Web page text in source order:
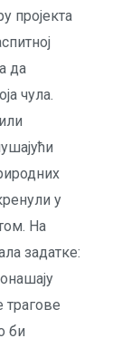
пројекта
да
чула.
у
На
задатке:
трагове
би